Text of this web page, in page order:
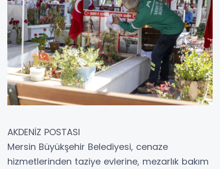
AKDENİZ POSTASI
Mersin Büyükşehir Belediyesi, cenaze
hizmetlerinden taziye evlerine, mezarlık bakım